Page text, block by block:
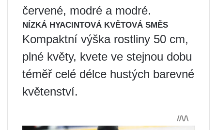
červené, modré a modré.
NÍZKÁ HYACINTOVÁ KVĚTOVÁ SMĚS
Kompaktní výška rostliny 50 cm,
plné květy, kvete ve stejnou dobu
téměř celé délce hustých barevné
květenství.